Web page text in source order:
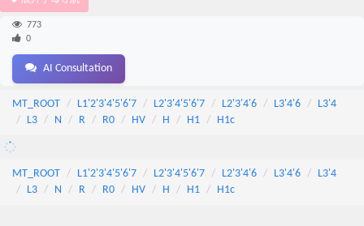
773
0
AI Consultation
MT_ROOT L1'2'3'4'5'6'7 L2'3'4'5'6'7 L2'3'4'6 L3'4'6
L3'4
L3
N R R0 HV H H1 H1c
MT_ROOT L1'2'3'4'5'6'7 L2'3'4'5'6'7 L2'3'4'6 L3'4'6
L3'4
L3
N R R0 HV H H1 H1c